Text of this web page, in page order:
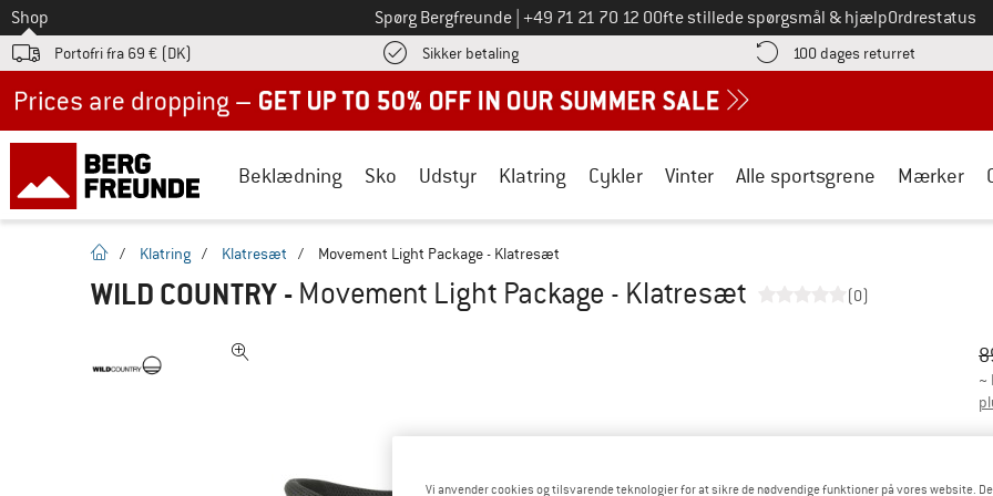
Til
Shop Spørg Bergfreunde Ring til os på
+49 71 21 70 12 0Ofte stillede spørgsmål & hjælpOrdrestatus
Portofri fra 69 € (DK) Sikker betalingFind betalingsoplysningerne her! Åbnes i en infoboks
100 dages returret Gå til
Beklædning Sko Udstyr Klatring Cykler Vinter Alle sportsgrene Mærker
Hjemmeside
/ Klatring / Klatresæt / Movement Light Package - Klatresæt
WILD COUNTRY - Movement Light Package - Klatresæt (0)
~
Vi anvender cookies og tilsvarende teknologier for at sikre de nødvendige funktioner på vores website.